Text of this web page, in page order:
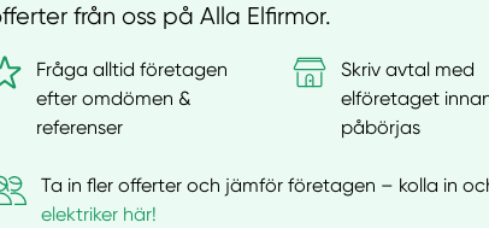
från oss på Alla Elfirmor.
Fråga alltid företagen
efter omdömen &
referenser
Skriv avtal med
elföretaget
påbörjas
Ta in fler offerter och jämför företagen – kolla in
elektriker här!